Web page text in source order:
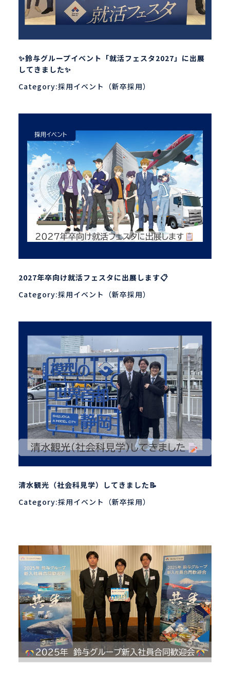
✨鈴与グループイベント「就活フェスタ2027」に出展
してきました✨
Category:採用イベント（新卒採用）
2027年卒向け就活フェスタに出展します📋
Category:採用イベント（新卒採用）
清水観光（社会科見学）してきました📝
Category:採用イベント（新卒採用）